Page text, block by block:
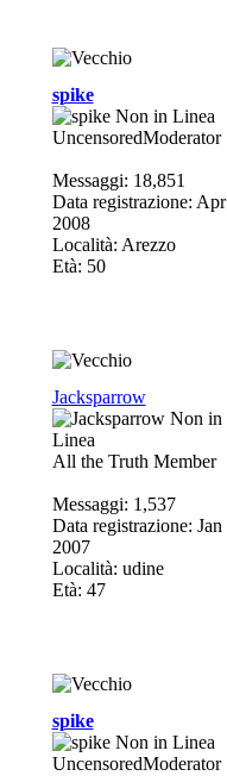
spike
UncensoredModerator
Messaggi: 18,851
Data registrazione: Apr
2008
Località: Arezzo
Età: 50
Jacksparrow
All the Truth Member
Messaggi: 1,537
Data registrazione: Jan
2007
Località: udine
Età: 47
spike
UncensoredModerator